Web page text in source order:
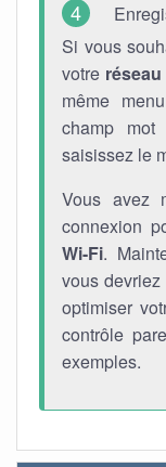
Si vous
votre
même
champ
saisissez le
Vous avez
connexion
Wi-Fi.
vous
optimiser
contrôle
exemples.